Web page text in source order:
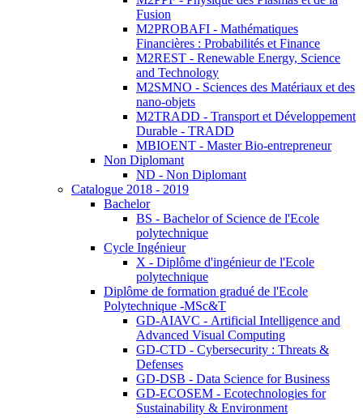
Fusion
M2PROBAFI - Mathématiques
Financières : Probabilités et Finance
M2REST - Renewable Energy, Science
and Technology
M2SMNO - Sciences des Matériaux et des
nano-objets
M2TRADD - Transport et Développement
Durable - TRADD
MBIOENT - Master Bio-entrepreneur
Non Diplomant
ND - Non Diplomant
Catalogue 2018 - 2019
Bachelor
BS - Bachelor of Science de l'Ecole
polytechnique
Cycle Ingénieur
X - Diplôme d'ingénieur de l'Ecole
polytechnique
Diplôme de formation gradué de l'Ecole
Polytechnique -MSc&T
GD-AIAVC - Artificial Intelligence and
Advanced Visual Computing
GD-CTD - Cybersecurity : Threats &
Defenses
GD-DSB - Data Science for Business
GD-ECOSEM - Ecotechnologies for
Sustainability & Environment